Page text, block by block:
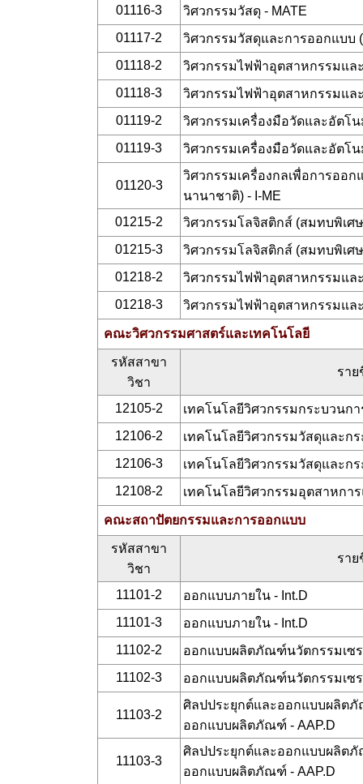
01116-3
วิศวกรรมวัสดุ - MATE
01117-2
วิศวกรรมวัสดุและการออกแบบ
01118-2
วิศวกรรมไฟฟ้าอุตสาหกรรมแล
01118-3
วิศวกรรมไฟฟ้าอุตสาหกรรมแล
01119-2
วิศวกรรมเครื่องมือวัดและอัตโน
01119-3
วิศวกรรมเครื่องมือวัดและอัตโน
01120-3
วิศวกรรมเครื่องกลเพื่อการออ
นานาชาติ) - I-ME
01215-2
วิศวกรรมโลจิสติกส์ (สมทบพิเศ
01215-3
วิศวกรรมโลจิสติกส์ (สมทบพิเศ
01218-2
วิศวกรรมไฟฟ้าอุตสาหกรรมแล
01218-3
วิศวกรรมไฟฟ้าอุตสาหกรรมแล
คณะวิศวกรรมศาสตร์และเทคโนโลยี
รหัสสาขา
วิชา
รา
12105-2
เทคโนโลยีวิศวกรรมกระบวนกา
12106-2
เทคโนโลยีวิศวกรรมวัสดุและก
12106-3
เทคโนโลยีวิศวกรรมวัสดุและก
12108-2
เทคโนโลยีวิศวกรรมอุตสาหกา
คณะสถาปัตยกรรมและการออกแบบ
รหัสสาขา
วิชา
รา
11101-2
ออกแบบภายใน - Int.D
11101-3
ออกแบบภายใน - Int.D
11102-2
ออกแบบผลิตภัณฑ์นวัตกรรมเซร
11102-3
ออกแบบผลิตภัณฑ์นวัตกรรมเซร
11103-2
ศิลปประยุกต์และออกแบบผลิต
ออกแบบผลิตภัณฑ์ - AAP.D
11103-3
ศิลปประยุกต์และออกแบบผลิต
ออกแบบผลิตภัณฑ์ - AAP.D